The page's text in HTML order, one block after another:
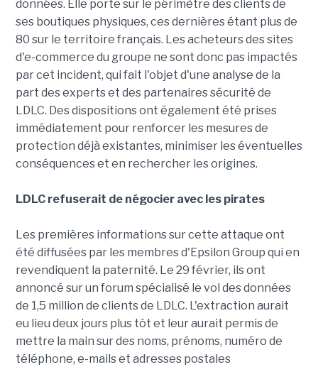
données. Elle porte sur le périmètre des clients de
ses boutiques physiques, ces dernières étant plus de
80 sur le territoire français. Les acheteurs des sites
d'e-commerce du groupe ne sont donc pas impactés
par cet incident, qui fait l'objet d'une analyse de la
part des experts et des partenaires sécurité de
LDLC. Des dispositions ont également été prises
immédiatement pour renforcer les mesures de
protection déjà existantes, minimiser les éventuelles
conséquences et en rechercher les origines.
LDLC refuserait de négocier avec les pirates
Les premières informations sur cette attaque ont
été diffusées par les membres d'Epsilon Group qui en
revendiquent la paternité. Le 29 février, ils ont
annoncé sur un forum spécialisé le vol des données
de 1,5 million de clients de LDLC. L'extraction aurait
eu lieu deux jours plus tôt et leur aurait permis de
mettre la main sur des noms, prénoms, numéro de
téléphone, e-mails et adresses postales